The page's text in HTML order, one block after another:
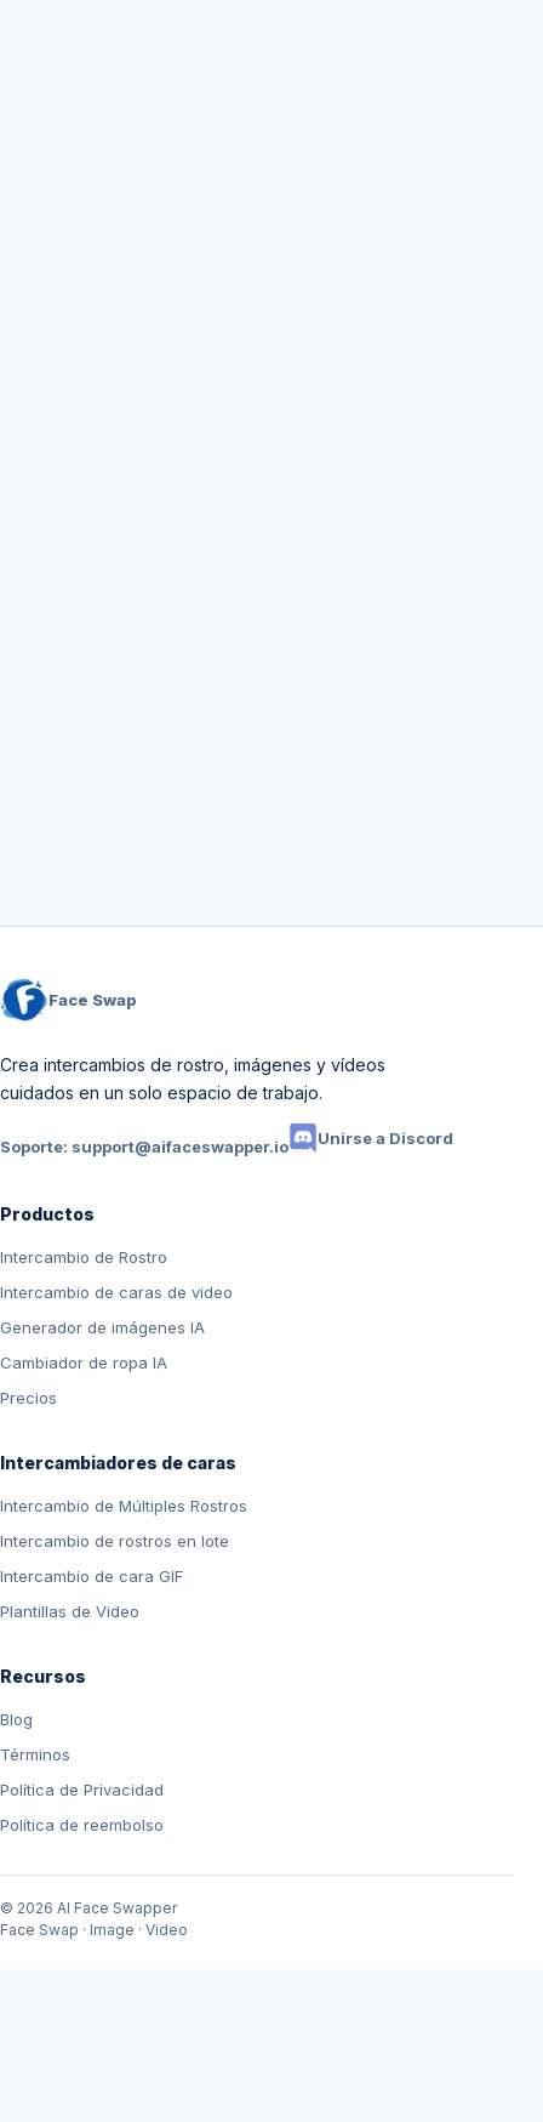
Face Swap
Crea intercambios de rostro, imágenes y vídeos
cuidados en un solo espacio de trabajo.
Soporte: support@aifaceswapper.io Unirse a Discord
Productos
Intercambio de Rostro
Intercambio de caras de video
Generador de imágenes IA
Cambiador de ropa IA
Precios
Intercambiadores de caras
Intercambio de Múltiples Rostros
Intercambio de rostros en lote
Intercambio de cara GIF
Plantillas de Video
Recursos
Blog
Términos
Política de Privacidad
Política de reembolso
© 2026 AI Face Swapper
Face Swap · Image · Video